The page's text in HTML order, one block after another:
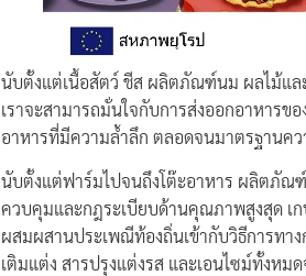
นับตั้งแต่เนื้อสัตว์ ชีส ผลิตภัณฑ์นม ผลไม้แล
เราจะสามารถมั่นใจกับการส่งออกอาหาร
อาหารที่มีความล้ำลึก ตลอดจนมาตรฐานค
นับตั้งแต่ฟาร์มไปจนถึงโต๊ะอาหาร ผลิตภัณ
ควบคุมและกฎระเบียบด้านคุณภาพสูงสุด เ
ผสมผสานประเพณีท้องถิ่นเข้ากับวิธีการทา
เติมแต่ง สารปรุงแต่งรส และเอนไซม์ทั้งห